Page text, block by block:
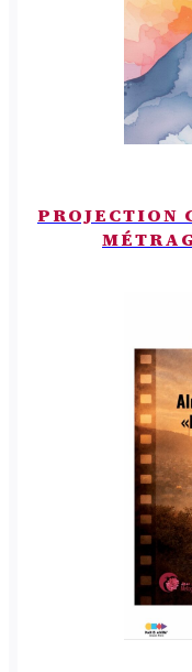
PROJECTION